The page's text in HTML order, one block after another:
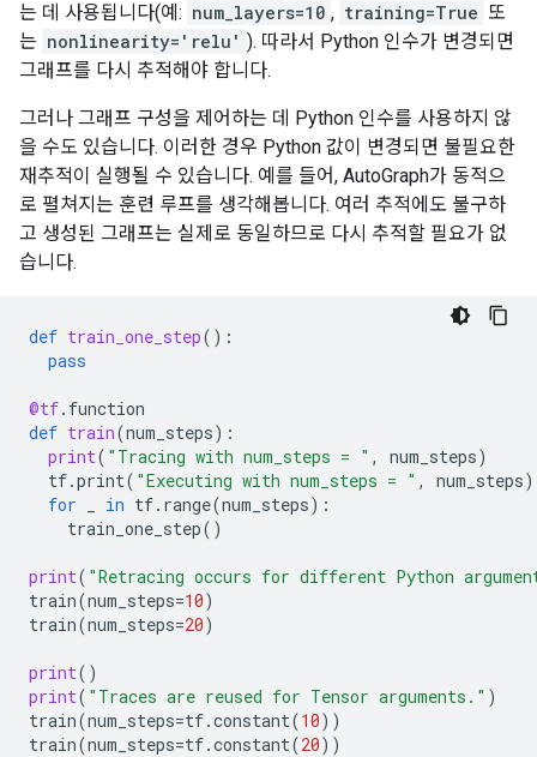
는 데 사용됩니다(예: num_layers=10 , training=True 또
는 nonlinearity='relu' ). 따라서 Python 인수가 변경되면
그래프를 다시 추적해야 합니다.
그러나 그래프 구성을 제어하는 데 Python 인수를 사용하지 않
을 수도 있습니다. 이러한 경우 Python 값이 변경되면 불필요한
재추적이 실행될 수 있습니다. 예를 들어, AutoGraph가 동적으
로 펼쳐지는 훈련 루프를 생각해봅니다. 여러 추적에도 불구하
고 생성된 그래프는 실제로 동일하므로 다시 추적할 필요가 없
습니다.
def train_one_step():
pass
@tf. function
def train(num_steps):
print( "Tracing with num_steps = " , num_steps)
tf.print( "Executing with num_steps = " , num_steps)
for
in tf. range(num_steps):
train_one_step()
print( "Retracing occurs for different Python
train(num_steps=10)
train(num_steps=20)
print()
print( "Traces are reused for Tensor arguments." )
train(num_steps=tf.constant(10))
train(num_steps=tf.constant(20))